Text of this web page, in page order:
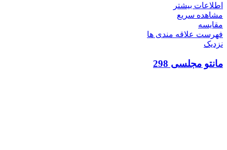
اطلاعات بیشتر
مشاهده سریع
مقایسه
فهرست علاقه مندی ها
نزدیک
مانتو مجلسی 298